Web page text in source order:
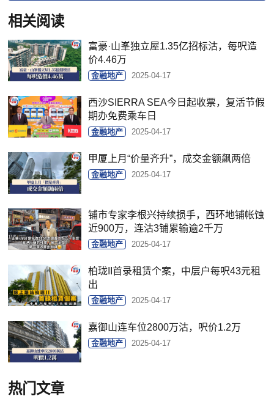
相关阅读
富豪·山峯独立屋1.35亿招标沽，每呎造
价4.46万
金融地产 2025-04-17
西沙SIERRA SEA今日起收票，复活节假
期办免费乘车日
金融地产 2025-04-17
甲厦上月“价量齐升”，成交金额飙两倍
金融地产 2025-04-17
铺市专家李根兴持续损手，西环地铺帐蚀
近900万，连沽3铺累输逾2千万
金融地产 2025-04-17
柏珑II首录租赁个案，中层户每呎43元租
出
金融地产 2025-04-17
嘉御山连车位2800万沽，呎价1.2万
金融地产 2025-04-17
热门文章